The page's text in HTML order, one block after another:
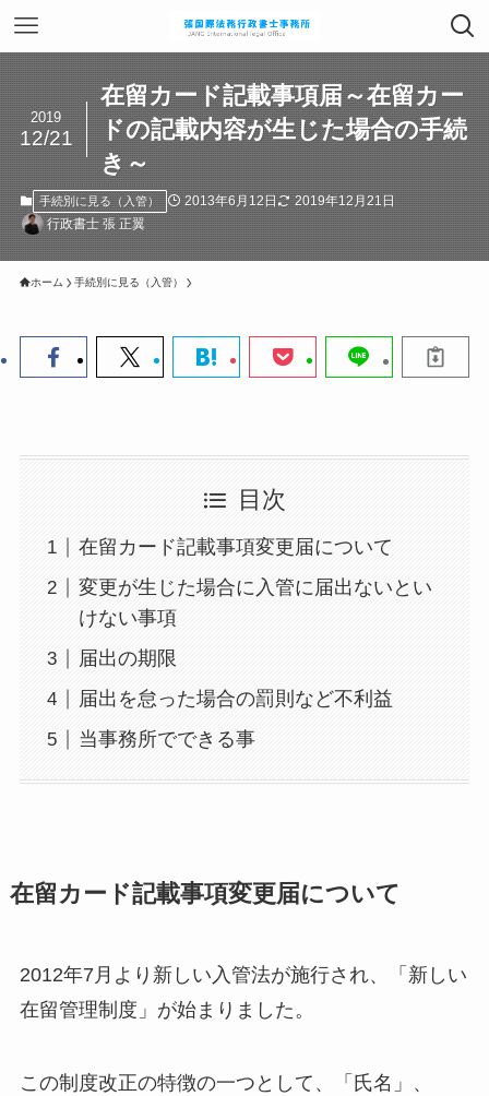
在留カード記載事項届～在留カー
ドの記載内容が生じた場合の手続
き～
2019
12/21
手続別に見る（入管） 2013年6月12日
2019年12月21日
行政書士 張 正翼
ホーム 手続別に見る（入管）
目次
在留カード記載事項変更届について
変更が生じた場合に入管に届出ないとい
けない事項
届出の期限
届出を怠った場合の罰則など不利益
当事務所でできる事
在留カード記載事項変更届について
2012年7月より新しい入管法が施行され、「新しい
在留管理制度」が始まりました。
この制度改正の特徴の一つとして、「氏名」、